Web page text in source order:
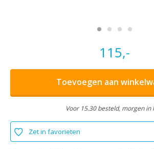
115,-
Toevoegen aan
Voor 15.30 besteld, morgen in
Zet in favorieten